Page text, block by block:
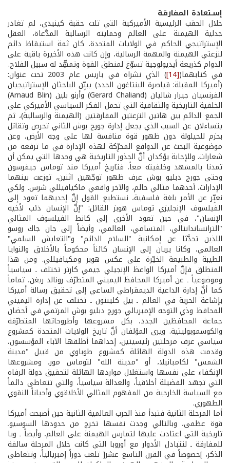
إسـتعادة المفارقـة
خلال الحقب الرئيسية الأميركية التي تلت حقبة كينيدي، لم تغادر
جدلية الهيمنة على العالم وحمايته الرسالية المدَّعاة، العقل
الإستراتيجي الحاكم في الولايات المتحدة. كان ثمة استيقاظ دائم
لنزعتي الهيمنة والمهمة الرسالية، وإن كانت هذه الأخيرة باقية على
الدوام كذريعة أيديولوجية تسوّغ لمنطق القوة وتمهِّد له سبيل الفلاح.
في كتابهما([14] ) الذي نشراه في باريس عام 2003 تحت عنوان:
(أميركا المقبلة: قياصرة البنتاغون الجدد) يبيِّن الباحثان الإستراتيجيان
الفرنسيان جيرار شاليان (Gerard Chaliand) وأرنو بلين (Arnaud Blin)
الخلفية التاريخية والثقافية التي تحمل الفكر السياسي الأميركي على
الجمع الدائم بين هاتين النزعتين المفارقتين (الهيمنة والرسالية)، ثم
يتساءلان عن السبب الذي يجعل إدارة جورج بوش الثاني تحرص وتقاتل
بحزم للحيلولة دون ظهور قوة منافسة لها على وجه الأرض، وعن
موضوعية البحث عن الدوافع المحرِّكة لهذه الإدارة في ما ترفعه من
شعارات. وللإجابة يؤكدان أنَّ الجذور التاريخية هي وحدها التي يمكن أن
تمدنا بالمشهد وخلفيته معاً. فتاريخ أميركا منذ توماس جيفرسون
وحتى جورج دبليو بوش عرف ظهور توجّهين اثنين، توزعت بينهما
الإدارات، أحدهما مثالي حالم، والآخر واقعي ماكيافيللي شرس. ولكي
نعبِّر عن الأمر بلغة فلسفية، نستطيع القول إنَّ إحديهما تعود إلى
الفيلسوف الإنجليزي توماس هوبز القائل: "إنَّ الإنسان ذئب لأخيه
الإنسان"، في حين تعود الأخرى إلى كانط الفيلسوف المثالي
"الترانساندانتالي، المتسامي، العالمي، وأيضاً إلى جان جاك روسو
اللذين تحدَّثا عن إمكانية "السلام الدائم" و"التعايش السلمي"
العالمي، وكانا يريان إلى الإنسان كائناً محكوماً بالأخلاق والنوايا
الطيبة والطبيعة الخيّرة على عكس هوبز ومكيافيللي. ومن هذا
المنطلق فإنَّ أميركا الواعظ الإنجيلي جيمي كارتر تختلف ـ سياسياً
وموضوعياً ـ عن أميركا المحافظ اليميني المتطرّف رونالد ريغن، تماماً
كما أنَّ إدارة الداعية الديمقراطي الساعي إلى تحقيق رسالة أميركا
بإشاعة الحرية في العالم ـ بيل كلينتون ـ تختلف عن إدارة اليميني
المحافظ وذي التوجه الإمبريالي جورج دبليو بوش المرتمي في أحضان
جماعة المحافظين الجدد، بكل مشروعها وأطروحاتها المتطرّفة
والكوسموبوليتية. ويرى المؤلفان أنَّ تاريخ الولايات المتحدة كمشروع
سياسي عرف مرحلتين رئيسيتين، إحداهما أطلقها الآباء المؤسسون،
وقدمت هذه الدولة الهائلة كمشروع طوباوي من قبيل "مدينة
الشمس" لكامبانيلا، أو "مدينة الله" لتوماس مور، ومشروعها
الإنكفاء على نفسها واستغلال مواردها الهائلة لتحقيق دولة الرفاه
التي تجسّد الفضيلة أخلاقياً، والعدالة سياسياً، والتي تتعاطى دائماً
مع السياسة الخارجية من المفهوم المثالي الأخلاقوي وأحياناً النقوي
الطهوري.
أما المرحلة الثانية فتبدأ منذ الحرب العالمية الثانية حين أصبحت أميركا
قوة عظمى، وبالتالي وجدت نفسها تخرج من حدودها السوسيوـ
تاريخية التي اعتادت عليها لتمارس الهيمنة على العالم، وأيضاً ـ ويا
للمفارقة ـ لتتبادل الأدوار مع أوروبا التي كانت خلال المرحلة سالفة
الذكر، ]خصوصاً في القرن التاسع عشر[ تلعب دوراً إمبريالياً، وتتعاطى